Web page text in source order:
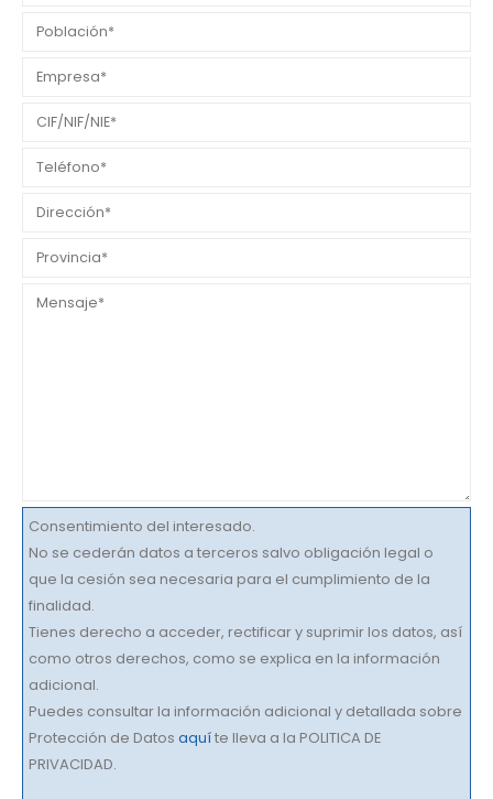
Consentimiento del interesado.
No se cederán datos a terceros salvo obligación legal o
que la cesión sea necesaria para el cumplimiento de la
finalidad.
Tienes derecho a acceder, rectificar y suprimir los datos, así
como otros derechos, como se explica en la información
adicional.
Puedes consultar la información adicional y detallada sobre
Protección de Datos aquíte lleva a la POLITICA DE
PRIVACIDAD.